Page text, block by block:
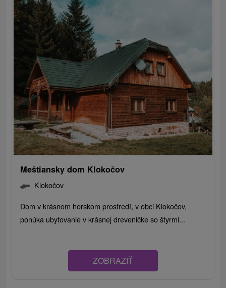
Meštiansky dom Klokočov
Klokočov
Dom v krásnom horskom prostredí, v obci Klokočov,
ponúka ubytovanie v krásnej dreveničke so štyrmi...
ZOBRAZIŤ